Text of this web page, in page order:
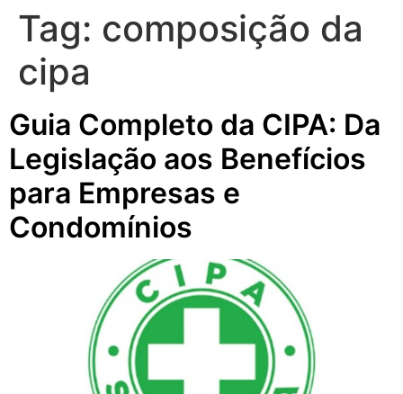
Tag: composição da
cipa
Guia Completo da CIPA: Da
Legislação aos Benefícios
para Empresas e
Condomínios